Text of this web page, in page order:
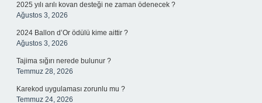
2025 yılı arılı kovan desteği ne zaman ödenecek ?
Ağustos 3, 2026
2024 Ballon d’Or ödülü kime aittir ?
Ağustos 3, 2026
Tajima sığırı nerede bulunur ?
Temmuz 28, 2026
Karekod uygulaması zorunlu mu ?
Temmuz 24, 2026